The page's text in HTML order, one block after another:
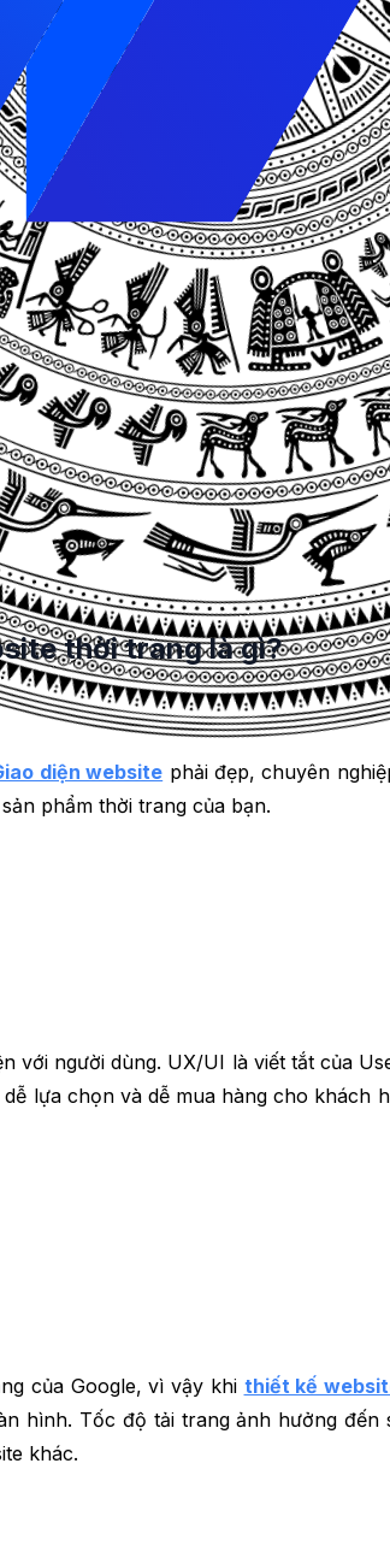
tên miền , logo, slogan và nhận diện
có thể nhận được phản hồi, ý
ưu đãi đến với khách hàng qua
24/7/365. Bạn không cần phải lo
thời trang là gì?
diện website phải đẹp, chuyên
phẩm thời trang của bạn.
với người dùng. UX/UI là viết tắt của
lựa chọn và dễ mua hàng cho
của Google, vì vậy khi thiết kế
hình. Tốc độ tải trang ảnh hưởng
khác.